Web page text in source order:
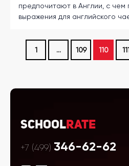
предпочитают в Англии, с чем
выражения для английского
1 ... 109 110
SchoolRate
+7 (499) 346-62-62